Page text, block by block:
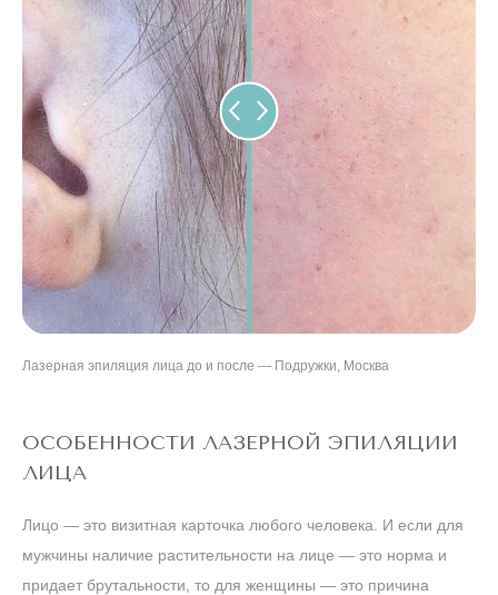
Лазерная эпиляция лица до и после — Подружки, Москва
ОСОБЕННОСТИ ЛАЗЕРНОЙ ЭПИЛЯЦИИ
ЛИЦА
Лицо — это визитная карточка любого человека. И если для
мужчины наличие растительности на лице — это норма и
придает брутальности, то для женщины — это причина